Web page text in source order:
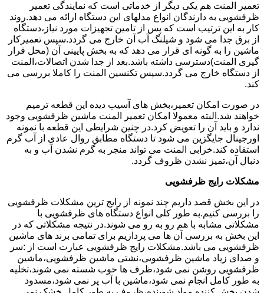
تعمیر المنت هم یکی دیگر از خدماتی است که نمایندگی تعمیر
ظرفشویی به دارندگان انواع مدلهای این دستگاه ارائه می دهد.روند
کار به این ترتیب است که پس از تامین تجهیزات مورد نیاز،دستگاه
از برق جدا می شود و شیلنگ آب آن خارج می گردد.سپس تعمیرکار
ماشین را به گونه ای قرار می دهد که به بخش پایینی آن (محل قرار
گیری المنت)دسترسی داشته باشد.بعد از جدا شدن اتصالات،المنت
از دستگاه خارج می گردد.سپس تکنسین المنت را کاملا بررسی می
کند.
در صورت امکان تعمیر،بخش های آسیب دیده این قطعه ترمیم
خواهند شد.البته معمولا امکان تعمیر المنت ماشین ظرفشویی وجود
ندارد و باید آن را تعویض کرد.در چنین شرایطی این قطعه با نمونه
اورجینال جایگزین می شود تا دستگاه مطابق روال عادی از آب گرم
استفاده کند.خرابی المنت می تواند منجر به گرم نشدن آب و به
دنبال آن،تمیز نشدن ظروف گردد.
مشکلات رایج ظرفشویی
در این بخش قصد داریم چند نمونه از رایج ترین مشکلات ظرفشویی
را بررسی کنیم.به طور کلی انواع دستگاه های ظرفشویی با
مشکلاتی مشابه با هم رو به رو می شوند.در نتیجه مشکلاتی که در
این بخش به بررسی آن ها می پردازیم برای تمامی برند های ماشین
ظرفشویی می باشد.مشکلات رایج ظرفشویی عبارت است از :سر
و صدای زیاد ماشین ظرفشویی،نشتی ماشین ظرفشویی،ماشین
ظرفشویی روشن نمی شود،ظرف ها خوب شسته نمی شوند،تخلیه
به طور کامل انجام نمی شود،ماشین با آب پر نمی شود،مسدود